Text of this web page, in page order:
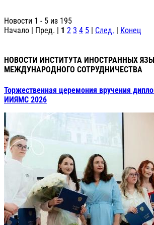
Новости 1 - 5 из 195
Начало | Пред. | 1 2 3 4 5 | След. | Конец
НОВОСТИ ИНСТИТУТА ИНОСТРАННЫХ
МЕЖДУНАРОДНОГО СОТРУДНИЧЕСТВА
Торжественная церемония вручения
ИИЯМС 2026